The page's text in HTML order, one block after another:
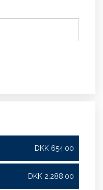
DKK 654,00
DKK 2.288,00